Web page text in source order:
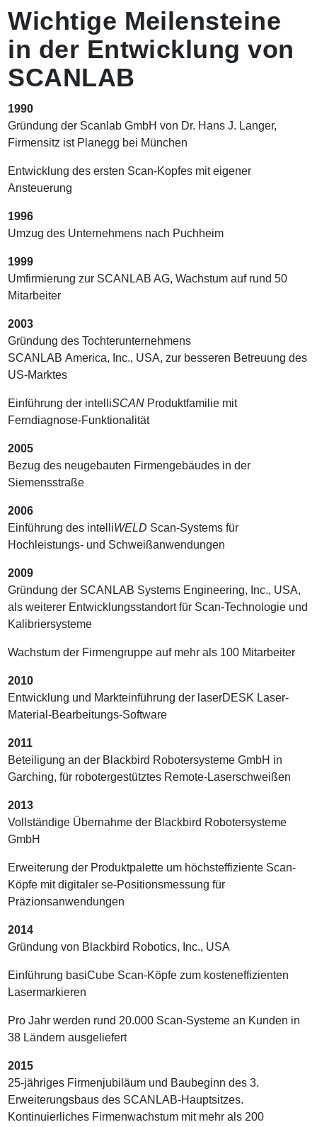
a
v
i
g
a
t
i
o
n
Wichtige Meilensteine
in der Entwicklung von
SCANLAB
1990
Gründung der Scanlab GmbH von Dr. Hans J. Langer,
Firmensitz ist Planegg bei München
Entwicklung des ersten Scan-Kopfes mit eigener
Ansteuerung
1996
Umzug des Unternehmens nach Puchheim
1999
Umfirmierung zur SCANLAB AG, Wachstum auf rund 50
Mitarbeiter
2003
Gründung des Tochterunternehmens
SCANLAB America, Inc., USA, zur besseren Betreuung des
US-Marktes
Einführung der intelliSCAN Produktfamilie mit
Ferndiagnose-Funktionalität
2005
Bezug des neugebauten Firmengebäudes in der
Siemensstraße
2006
Einführung des intelliWELD Scan-Systems für
Hochleistungs- und Schweißanwendungen
2009
Gründung der SCANLAB Systems Engineering, Inc., USA,
als weiterer Entwicklungsstandort für Scan-Technologie und
Kalibriersysteme
Wachstum der Firmengruppe auf mehr als 100 Mitarbeiter
2010
Entwicklung und Markteinführung der laserDESK Laser-
Material-Bearbeitungs-Software
2011
Beteiligung an der Blackbird Robotersysteme GmbH in
Garching, für robotergestütztes Remote-Laserschweißen
2013
Vollständige Übernahme der Blackbird Robotersysteme
GmbH
Erweiterung der Produktpalette um höchsteffiziente Scan-
Köpfe mit digitaler se-Positionsmessung für
Präzionsanwendungen
2014
Gründung von Blackbird Robotics, Inc., USA
Einführung basiCube Scan-Köpfe zum kosteneffizienten
Lasermarkieren
Pro Jahr werden rund 20.000 Scan-Systeme an Kunden in
38 Ländern ausgeliefert
2015
25-jähriges Firmenjubiläum und Baubeginn des 3.
Erweiterungsbaus des SCANLAB-Hauptsitzes.
Kontinuierliches Firmenwachstum mit mehr als 200